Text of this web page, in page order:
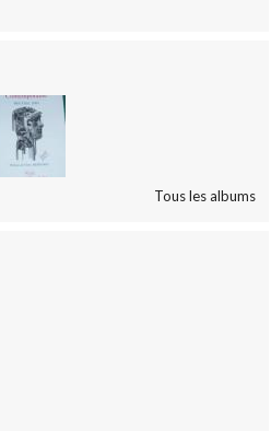
Tous les albums